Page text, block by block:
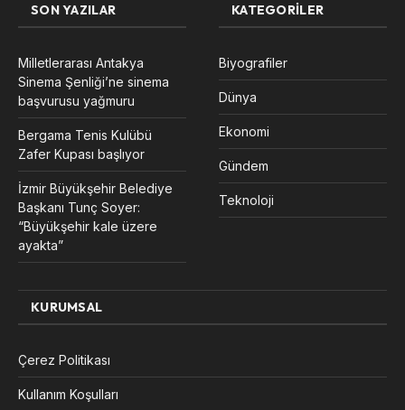
SON YAZILAR
Milletlerarası Antakya
Sinema Şenliği’ne sinema
başvurusu yağmuru
Bergama Tenis Kulübü
Zafer Kupası başlıyor
İzmir Büyükşehir Belediye
Başkanı Tunç Soyer:
“Büyükşehir kale üzere
ayakta”
KATEGORILER
Biyografiler
Dünya
Ekonomi
Gündem
Teknoloji
KURUMSAL
Çerez Politikası
Kullanım Koşulları